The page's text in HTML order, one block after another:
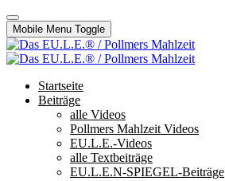
Mobile Menu Toggle
Startseite
Beiträge
alle Videos
Pollmers Mahlzeit Videos
EU.L.E.-Videos
alle Textbeiträge
EU.L.E.N-SPIEGEL-Beiträge